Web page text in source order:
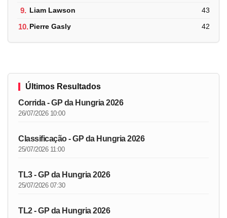
9. Liam Lawson 43
10.Pierre Gasly 42
Últimos Resultados
Corrida - GP da Hungria 2026
26/07/2026 10:00
Classificação - GP da Hungria 2026
25/07/2026 11:00
TL3 - GP da Hungria 2026
25/07/2026 07:30
TL2 - GP da Hungria 2026